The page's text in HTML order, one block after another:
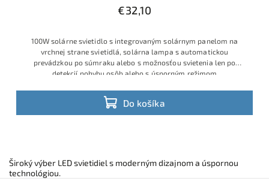
€32,10
Do košíka
100W solárne svietidlo s integrovaným solárnym panelom na
vrchnej strane svietidlá, solárna lampa s automatickou
prevádzkou po súmraku alebo s možnosťou svietenia len po
detekcií pohybu osôb alebo s úsporným režimom
Široký výber LED svietidiel s moderným dizajnom a úspornou
technológiou.